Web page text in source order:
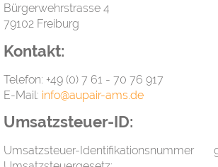
Bürgerwehrstrasse 4
79102 Freiburg
Kontakt:
Telefon: +49 (0) 7 61 - 70 76 917
E-Mail: info@aupair-ams.de
Umsatzsteuer-ID:
Umsatzsteuer-